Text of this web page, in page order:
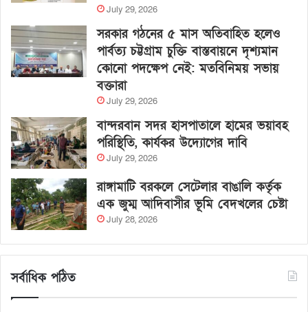
July 29, 2026
সরকার গঠনের ৫ মাস অতিবাহিত হলেও
পার্বত্য চট্টগ্রাম চুক্তি বাস্তবায়নে দৃশ্যমান
কোনো পদক্ষেপ নেই: মতবিনিময় সভায়
বক্তারা
July 29, 2026
বান্দরবান সদর হাসপাতালে হামের ভয়াবহ
পরিস্থিতি, কার্যকর উদ্যোগের দাবি
July 29, 2026
রাঙ্গামাটি বরকলে সেটেলার বাঙালি কর্তৃক
এক জুম্ম আদিবাসীর ভূমি বেদখলের চেষ্টা
July 28, 2026
সর্বাধিক পঠিত